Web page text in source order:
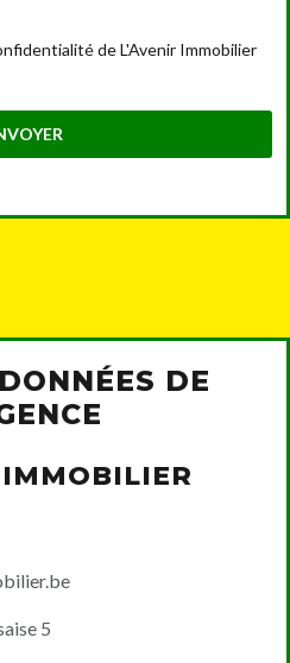
de L'Avenir Immobilier
DE
5